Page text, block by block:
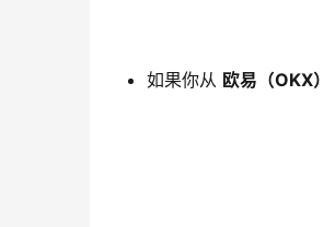
如果你从 欧易（OKX）